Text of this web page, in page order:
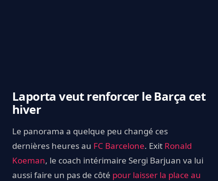
Laporta veut renforcer le Barça cet
hiver
Le panorama a quelque peu changé ces
dernières heures au FC Barcelone. Exit Ronald
Koeman, le coach intérimaire Sergi Barjuan va lui
aussi faire un pas de côté pour laisser la place au